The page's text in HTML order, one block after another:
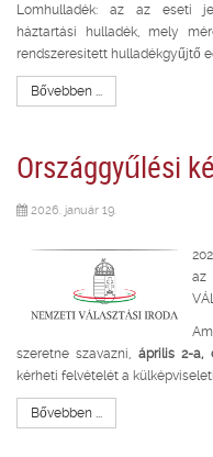
Lomhulladék: az az eseti
háztartási hulladék, mely
rendszeresített hulladékgyűjtő
Bővebben ...
Országgyűlési
2026. január 19.
az
szeretne szavazni, április 2-a,
kérheti felvételét a
Bővebben ...